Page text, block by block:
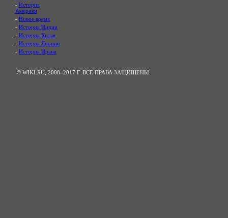
- История
Америки
- Новое время
- История Индии
- История Китая
- История Японии
- История Ирана
© WIKI.RU, 2008–2017 Г. ВСЕ ПРАВА ЗАЩИЩЕНЫ.